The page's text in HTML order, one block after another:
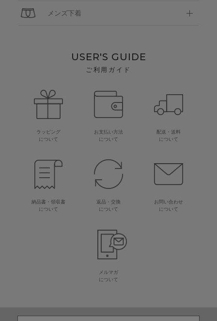
メンズ下着
USER'S GUIDE
ご利用ガイド
ラッピング
について
お支払い方法
について
配送・送料
について
納品書・領収書
について
返品・交換
について
お問い合わせ
について
メルマガ
について